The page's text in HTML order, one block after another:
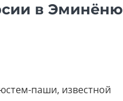
в Эминёню
паши, известной